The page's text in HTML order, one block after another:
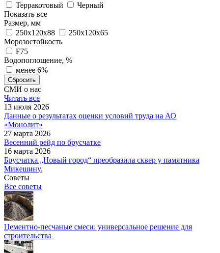
Терракотовый
Черный
Показать все
Размер, мм
250х120х88
250х120х65
Морозостойкость
F75
Водопоглощение, %
менее 6%
Сбросить
СМИ о нас
Читать все
13 июля 2026
Данные о результатах оценки условий труда на АО
«Монолит»
27 марта 2026
Весенний рейд по брусчатке
16 марта 2026
Брусчатка „Новый город“ преобразила сквер у памятника
Микешину.
Советы
Все советы
Цементно-песчаные смеси: универсальное решение для
строительства